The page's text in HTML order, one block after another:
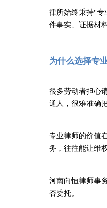
律所始终秉持"专
件事实、证据材
为什么选择专
很多劳动者担心
通人，很难准确
专业律师的价值
务，往往能让维
河南向恒律师事
否委托。